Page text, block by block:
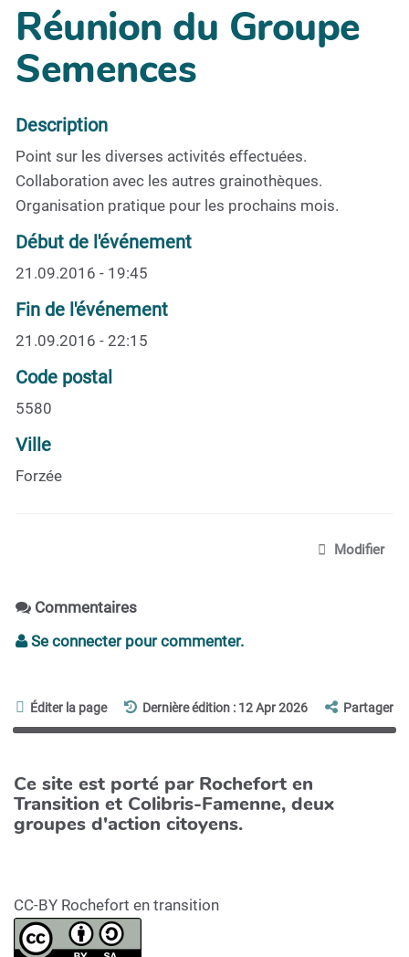
Réunion du Groupe
Semences
Description
Point sur les diverses activités effectuées.
Collaboration avec les autres grainothèques.
Organisation pratique pour les prochains mois.
Début de l'événement
21.09.2016 - 19:45
Fin de l'événement
21.09.2016 - 22:15
Code postal
5580
Ville
Forzée
Modifier
Commentaires
Se connecter pour commenter.
Éditer la page Dernière édition : 12 Apr 2026 Partager
Ce site est porté par Rochefort en
Transition et Colibris-Famenne, deux
groupes d'action citoyens.
CC-BY Rochefort en transition